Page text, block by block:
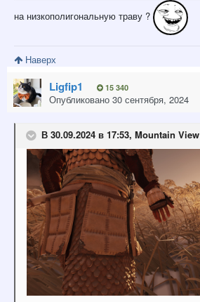
на низкополигональную траву ?
Наверх
Ligfip1 15 340
Опубликовано 30 сентября, 2024
В 30.09.2024 в 17:53, Mountain View